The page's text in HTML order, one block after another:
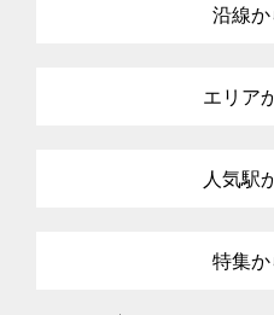
沿線
エリア
人気駅
特集